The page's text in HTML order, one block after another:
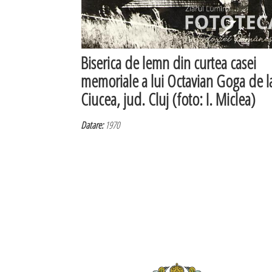
Biserica de lemn din curtea casei
memoriale a lui Octavian Goga de
Ciucea, jud. Cluj (foto: I. Miclea)
Datare:1970